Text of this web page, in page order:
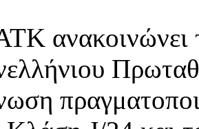
ανακοινώνει